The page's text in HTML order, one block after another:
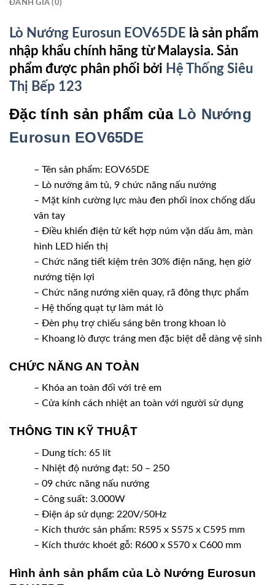
ĐÁNH GIÁ (0)
Lò Nướng Eurosun EOV65DE là sản phẩm
nhập khẩu chính hãng từ Malaysia. Sản
phẩm được phân phối bởi Hệ Thống Siêu
Thị Bếp 123
Đặc tính sản phẩm của Lò Nướng
Eurosun EOV65DE
– Tên sản phẩm: EOV65DE
– Lò nướng âm tủ, 9 chức năng nấu nướng
– Mặt kính cường lực màu đen phối inox chống dấu
vân tay
– Điều khiển điện tử kết hợp núm vặn dấu âm, màn
hình LED hiển thị
– Chức năng tiết kiệm trên 30% điện năng, hẹn giờ
nướng tiện lợi
– Chức năng nướng xiên quay, rã đông thực phẩm
– Hệ thống quạt tự làm mát lò
– Đèn phụ trợ chiếu sáng bên trong khoan lò
– Khoang lò được tráng men đặc biệt dễ dàng vệ sinh
CHỨC NĂNG AN TOÀN
– Khóa an toàn đối với trẻ em
– Cửa kính cách nhiệt an toàn với người sử dụng
THÔNG TIN KỸ THUẬT
– Dung tích: 65 lít
– Nhiệt độ nướng đạt: 50 – 250
– 09 chức năng nấu nướng
– Công suất: 3.000W
– Điện áp sử dụng: 220V/50Hz
– Kích thước sản phẩm: R595 x S575 x C595 mm
– Kích thước khoét gỗ: R600 x S570 x C600 mm
Hình ảnh sản phẩm của Lò Nướng Eurosun